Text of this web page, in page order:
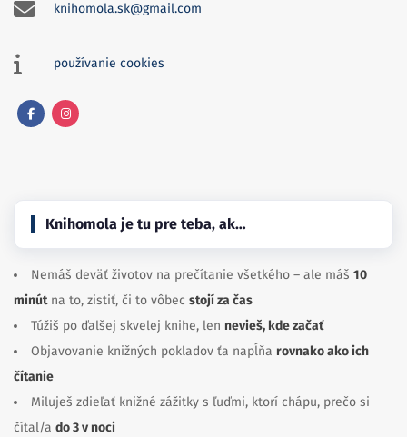
knihomola.sk@gmail.com
používanie cookies
Knihomola je tu pre teba, ak…
Nemáš deväť životov na prečítanie všetkého – ale máš 10
minútna to, zistiť, či to vôbec stojí za čas
Túžiš po ďalšej skvelej knihe, len nevieš, kde začať
Objavovanie knižných pokladov ťa napĺňa rovnako ako ich
čítanie
Miluješ zdieľať knižné zážitky s ľuďmi, ktorí chápu, prečo si
čítal/a do 3 v noci